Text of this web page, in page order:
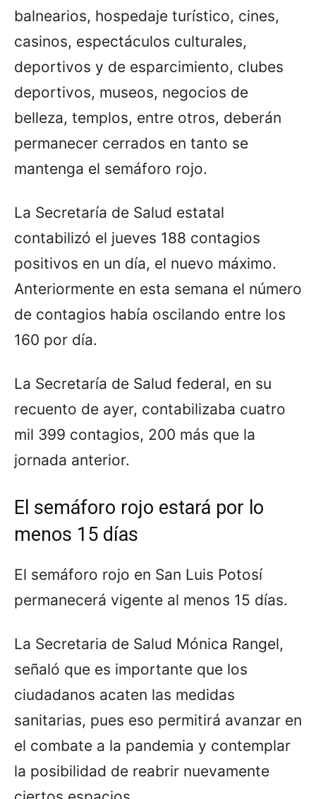
balnearios, hospedaje turístico, cines,
casinos, espectáculos culturales,
deportivos y de esparcimiento, clubes
deportivos, museos, negocios de
belleza, templos, entre otros, deberán
permanecer cerrados en tanto se
mantenga el semáforo rojo.
La Secretaría de Salud estatal
contabilizó el jueves 188 contagios
positivos en un día, el nuevo máximo.
Anteriormente en esta semana el número
de contagios había oscilando entre los
160 por día.
La Secretaría de Salud federal, en su
recuento de ayer, contabilizaba cuatro
mil 399 contagios, 200 más que la
jornada anterior.
El semáforo rojo estará por lo
menos 15 días
El semáforo rojo en San Luis Potosí
permanecerá vigente al menos 15 días.
La Secretaria de Salud Mónica Rangel,
señaló que es importante que los
ciudadanos acaten las medidas
sanitarias, pues eso permitirá avanzar en
el combate a la pandemia y contemplar
la posibilidad de reabrir nuevamente